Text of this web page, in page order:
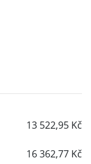
13 522,95 Kč
16 362,77 Kč